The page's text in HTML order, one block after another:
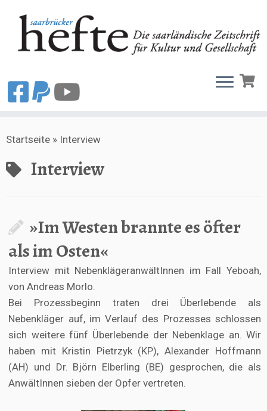
Inhalt
Startseite » Interview
Interview
»Im Westen brannte es öfter
als im Osten«
Interview mit NebenklägeranwältInnen im Fall Yeboah,
von Andreas Morlo.
Bei Prozessbeginn traten drei Überlebende als
Nebenkläger auf, im Verlauf des Prozesses schlossen
sich weitere fünf Überlebende der Nebenklage an. Wir
haben mit Kristin Pietrzyk (KP), Alexander Hoffmann
(AH) und Dr. Björn Elberling (BE) gesprochen, die als
AnwältInnen sieben der Opfer vertreten.